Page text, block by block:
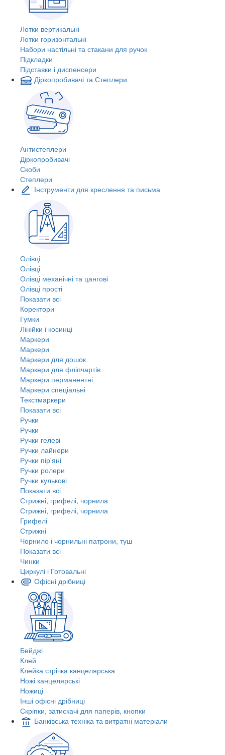
Лотки вертикальні
Лотки горизонтальні
Набори настільні та стакани для ручок
Підкладки
Підставки і диспенсери
Діркопробивачі та Степлери
Антистеплери
Діркопробивачі
Скоби
Степлери
Інструменти для креслення та письма
Олівці
Олівці
Олівці механічні та цангові
Олівці прості
Показати всі
Коректори
Гумки
Лінійки і косинці
Маркери
Маркери
Маркери для дошок
Маркери для фліпчартів
Маркери перманентні
Маркери спеціальні
Текстмаркери
Показати всі
Ручки
Ручки
Ручки гелеві
Ручки лайнери
Ручки пір'яні
Ручки ролери
Ручки кулькові
Показати всі
Стрижні, грифелі, чорнила
Стрижні, грифелі, чорнила
Грифелі
Стрижні
Чорнило і чорнильні патрони, туш
Показати всі
Чинки
Циркулі і Готовальні
Офісні дрібниці
Бейджі
Клей
Клейка стрічка канцелярська
Ножі канцелярські
Ножиці
Інші офісні дрібниці
Скріпки, затискачі для паперів, кнопки
Банківська техніка та витратні матеріали